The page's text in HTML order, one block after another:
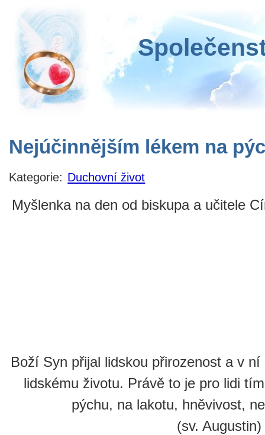
Nejúčinnějším lékem na
Kategorie: Duchovní život
Myšlenka na den od biskupa a učitele
Boží Syn přijal lidskou přirozenost a v
lidskému životu. Právě to je pro lidi
pýchu, na lakotu, hněvivost,
(sv. Augustin)